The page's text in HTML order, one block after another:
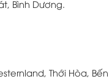
Bình Dương.
Thới Hòa, Bến